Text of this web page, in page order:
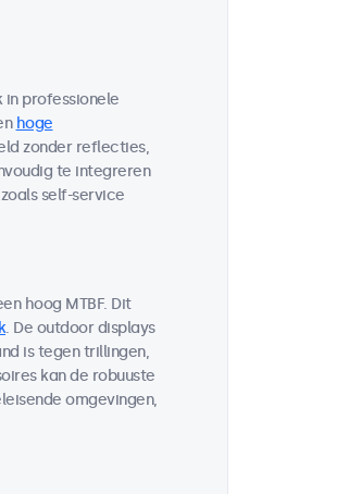
professionele
hoge
zonder reflecties,
te integreren
self-service
hoog MTBF. Dit
. De outdoor displays
is tegen trillingen,
kan de robuuste
omgevingen,